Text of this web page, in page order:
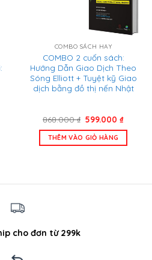
COMBO SÁCH HAY
COMBO 2 cuốn sách:
Hướng Dẫn Giao Dịch Theo
Sóng Elliott + Tuyệt kỹ Giao
dịch bằng đồ thị nến Nhật
868.000₫ Giá
là:
868.000 ₫.
599.000₫Giá
tại
THÊM VÀO GIỎ HÀNG
cho đơn từ 299k